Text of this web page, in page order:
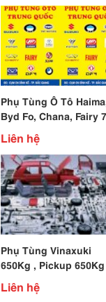
Phụ Tùng Ô Tô
Byd Fo, Chana, Fairy 7
Chỗ, Fairy 5 Chỗ
Liên hệ
Phụ Tùng Vinaxuki
650Kg , Pickup
Xe Tải 1 Tấn , 1.24 Tấn ,
2 Tấn , 3 Tấn
Liên hệ